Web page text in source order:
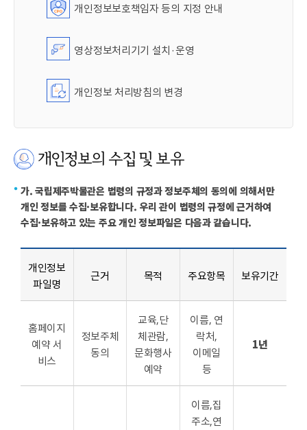
개인정보보호책임자 등의 지정 안내
영상정보처리기기 설치·운영
개인정보 처리방침의 변경
개인정보의 수집 및 보유
가. 국립제주박물관은 법령의 규정과 정보주체의 동의에 의해서만
개인 정보를 수집·보유합니다. 우리 관이 법령의 규정에 근거하여
수집·보유하고 있는 주요 개인 정보파일은 다음과 같습니다.
개인정보
파일명
근거 목적 주요항목 보유기간
홈페이지
예약 서
비스
정보주체
동의
교육,단
체관람,
문화행사
예약
이름, 연
락처,
이메일
등
1년
이름,집
주소,연